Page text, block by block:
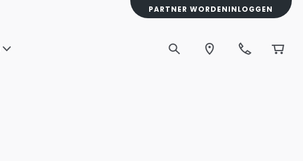
PARTNER WORDENINLOGGEN